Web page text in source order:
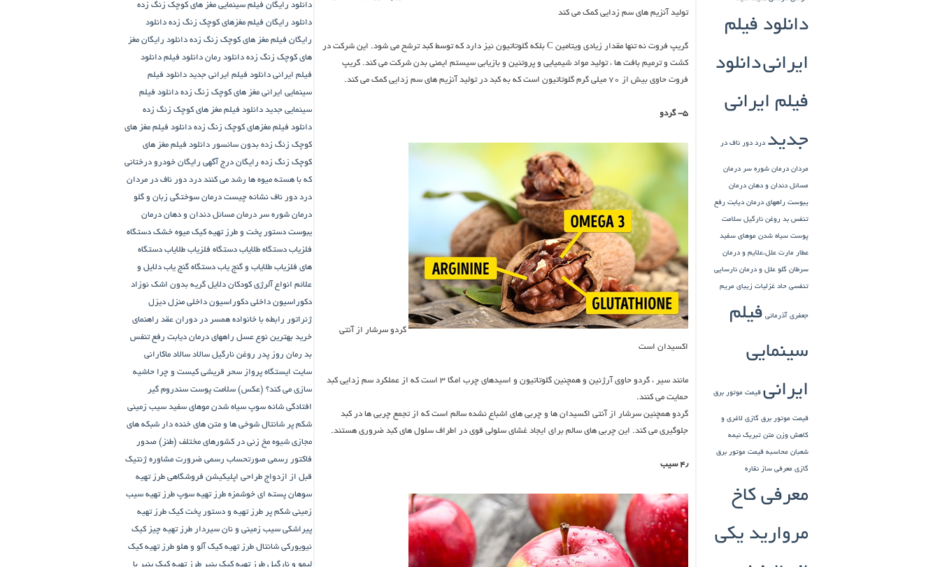
تولید آنزیم های سم زدایی کمک می کند
گریپ فروت نه تنها مقدار زیادی ویتامین C بلکه گلوتاتیون نیز دارد که توسط کبد ترشح می شود. این شرکت در
کشت و ترمیم بافت ها ، تولید مواد شیمیایی و پروتئین و بازیابی سیستم ایمنی بدن شرکت می کند. گریپ
فروت حاوی بیش از ۷۰ میلی گرم گلوتاتیون است که به کبد در تولید آنزیم های سم زدایی کمک می کند.
۵- گردو
گردو سرشار از آنتی
اکسیدان است
مانند سیر ، گردو حاوی آرژنین و همچنین گلوتاتیون و اسیدهای چرب امگا ۳ است که از عملکرد سم زدایی کبد
حمایت می کنند.
گردو همچنین سرشار از آنتی اکسیدان ها و چربی های اشباع نشده سالم است که از تجمع چربی ها در کبد
جلوگیری می کند. این چربی های سالم برای ایجاد غشای سلولی قوی در اطراف سلول های کبد ضروری هستند.
۴٫ سیب
دانلود فیلم
ایرانیدانلود
فیلم ایرانی
جدید درد دور ناف در
مردان درمان شوره سر درمان
مسائل دندان و دهان درمان
یبوست راههای درمان دیابت رفع
تنفس بد روغن نارگیل سلامت
پوست سیاه شدن موهای سفید
عطار مارت علل،علایم و درمان
سرطان گلو علل و درمان نارسایی
تنفسی حاد غزلیات زیبای مریم
جعفری آذرمانی فیلم
سینمایی
ایرانی قیمت موتور برق
قیمت موتور برق گازی لاغری و
کاهش وزن متن تبریک نیمه
شعبان محاسبه قیمت موتور برق
گازی معرفی ساز نقاره
معرفی کاخ
مروارید یکی
دانلود رایگان فیلم سینمایی مغز های کوچک زنگ زده
دانلود رایگان فیلم مغزهای کوچک زنگ زده دانلود
رایگان فیلم مغز های کوچک زنگ زده دانلود رایگان مغز
های کوچک زنگ زده دانلود رمان دانلود فیلم دانلود
فیلم ایرانی دانلود فیلم ایرانی جدید دانلود فیلم
سینمایی ایرانی مغز های کوچک زنگ زده دانلود فیلم
سینمایی جدید دانلود فیلم مغز های کوچک زنگ زده
دانلود فیلم مغزهای کوچک زنگ زده دانلود فیلم مغز های
کوچک زنگ زده بدون سانسور دانلود فیلم مغز های
کوچک زنگ زده رایگان درج آگهی رایگان خودرو درختانی
که با هسته میوه ها رشد می کنند درد دور ناف در مردان
درد دور ناف نشانه چیست درمان سوختگی زبان و گلو
درمان شوره سر درمان مسائل دندان و دهان درمان
یبوست دستور پخت و طرز تهیه کیک میوه خشک دستگاه
فلزیاب دستگاه‌ طلایاب دستگاه‌ فلزیاب طلایاب دستگاه‌
های فلزیاب طلایاب و گنج‌ یاب دستگاه‌ گنج‌ یاب دلایل و
علائم انواع آلرژی کودکان دلایل گریه بدون اشک نوزاد
دکوراسیون داخلی دکوراسیون داخلی منزل دیزل
ژنراتور رابطه با خانواده همسر در دوران عقد راهنمای
خرید بهترین نوع عسل راههای درمان دیابت رفع تنفس
بد رمان روز پدر روغن نارگیل سالاد سالاد ماکارانی
سایت ایستگاه پرواز سحر قریشی کیست و چرا حاشیه
سازی می کند؟ (عکس) سلامت پوست سندروم گیر
افتادگی شانه سوپ سیاه شدن موهای سفید سیب زمینی
شکم پر شانتال شوخی ها و متن های خنده دار شبکه های
مجازی شیوه مخ زنی در کشورهای مختلف (طنز) صدور
فاکتور رسمی صورتحساب رسمی ضرورت مشاوره ژنتیک
قبل از ازدواج طراحی اپلیکیشن فروشگاهی طرز تهیه
سوهان پسته ای خوشمزه طرز تهیه سوپ طرز تهیه سیب
زمینی شکم پر طرز تهیه و دستور پخت کیک طرز تهیه
پیراشكی سيب زمينی و نان سیردار طرز تهیه چیز کیک
نیویورکی شانتال طرز تهیه کیک آلو و هلو طرز تهیه کیک
لیمو و نارگیل طرز تهیه کیک پنیر طرز تهیه کیک پنیر با